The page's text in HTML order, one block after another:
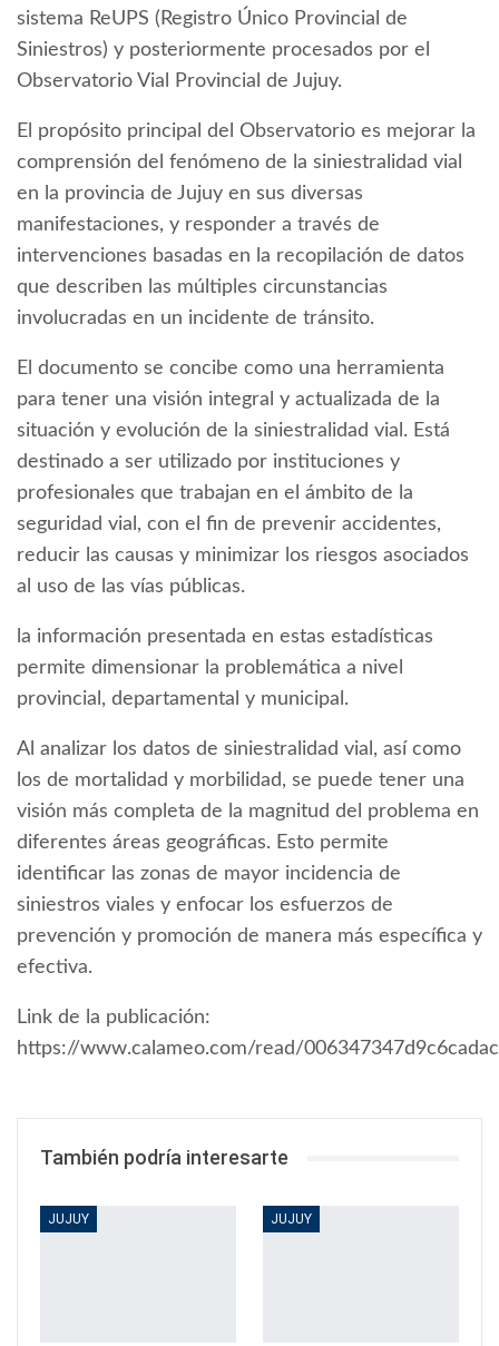
sistema ReUPS (Registro Único Provincial de
Siniestros) y posteriormente procesados por el
Observatorio Vial Provincial de Jujuy.
El propósito principal del Observatorio es mejorar la
comprensión del fenómeno de la siniestralidad vial
en la provincia de Jujuy en sus diversas
manifestaciones, y responder a través de
intervenciones basadas en la recopilación de datos
que describen las múltiples circunstancias
involucradas en un incidente de tránsito.
El documento se concibe como una herramienta
para tener una visión integral y actualizada de la
situación y evolución de la siniestralidad vial. Está
destinado a ser utilizado por instituciones y
profesionales que trabajan en el ámbito de la
seguridad vial, con el fin de prevenir accidentes,
reducir las causas y minimizar los riesgos asociados
al uso de las vías públicas.
la información presentada en estas estadísticas
permite dimensionar la problemática a nivel
provincial, departamental y municipal.
Al analizar los datos de siniestralidad vial, así como
los de mortalidad y morbilidad, se puede tener una
visión más completa de la magnitud del problema en
diferentes áreas geográficas. Esto permite
identificar las zonas de mayor incidencia de
siniestros viales y enfocar los esfuerzos de
prevención y promoción de manera más específica y
efectiva.
Link de la publicación:
https://www.calameo.com/read/
También podría interesarte
JUJUY JUJUY